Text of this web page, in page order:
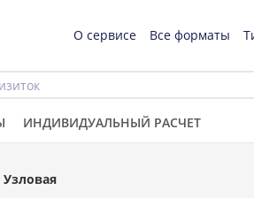
О сервисе Все форматы
ИНДИВИДУАЛЬНЫЙ РАСЧЕТ